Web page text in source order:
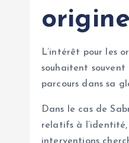
L’intérêt pour les
souhaitent souvent
parcours dans sa
Dans le cas de
relatifs à l’identité,
interventions